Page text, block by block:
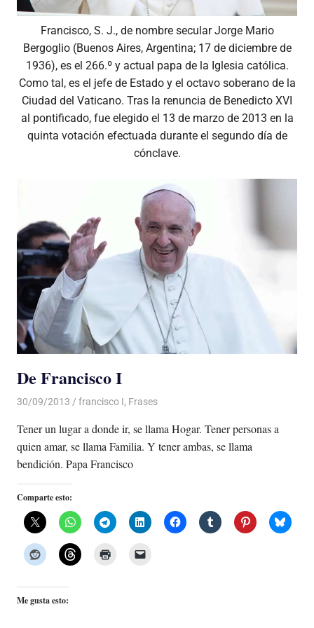
Francisco, S. J., de nombre secular Jorge Mario
Bergoglio (Buenos Aires, Argentina; 17 de diciembre de
1936), es el 266.º y actual papa de la Iglesia católica.
Como tal, es el jefe de Estado y el octavo soberano de la
Ciudad del Vaticano. Tras la renuncia de Benedicto XVI
al pontificado, fue elegido el 13 de marzo de 2013 en la
quinta votación efectuada durante el segundo día de
cónclave.
De Francisco I
30/09/2013 Luis Castellanos
francisco I, Frases
Tener un lugar a donde ir, se llama Hogar. Tener personas a
quien amar, se llama Familia. Y tener ambas, se llama
bendición. Papa Francisco
Comparte esto:
Me gusta esto: